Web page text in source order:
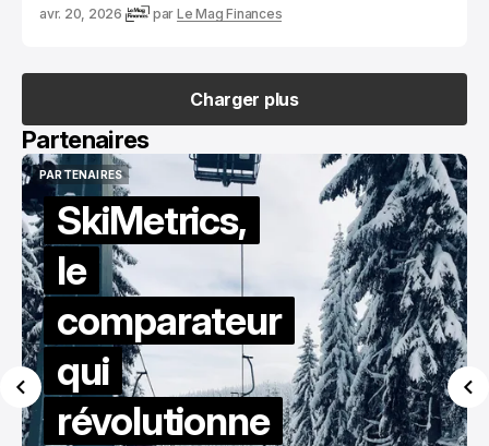
avr. 20, 2026 par Le Mag Finances
Charger plus
Charger plus
Partenaires
PARTENAIRES
Le Mag
Loisirs :
Votre
Passeport
pour des